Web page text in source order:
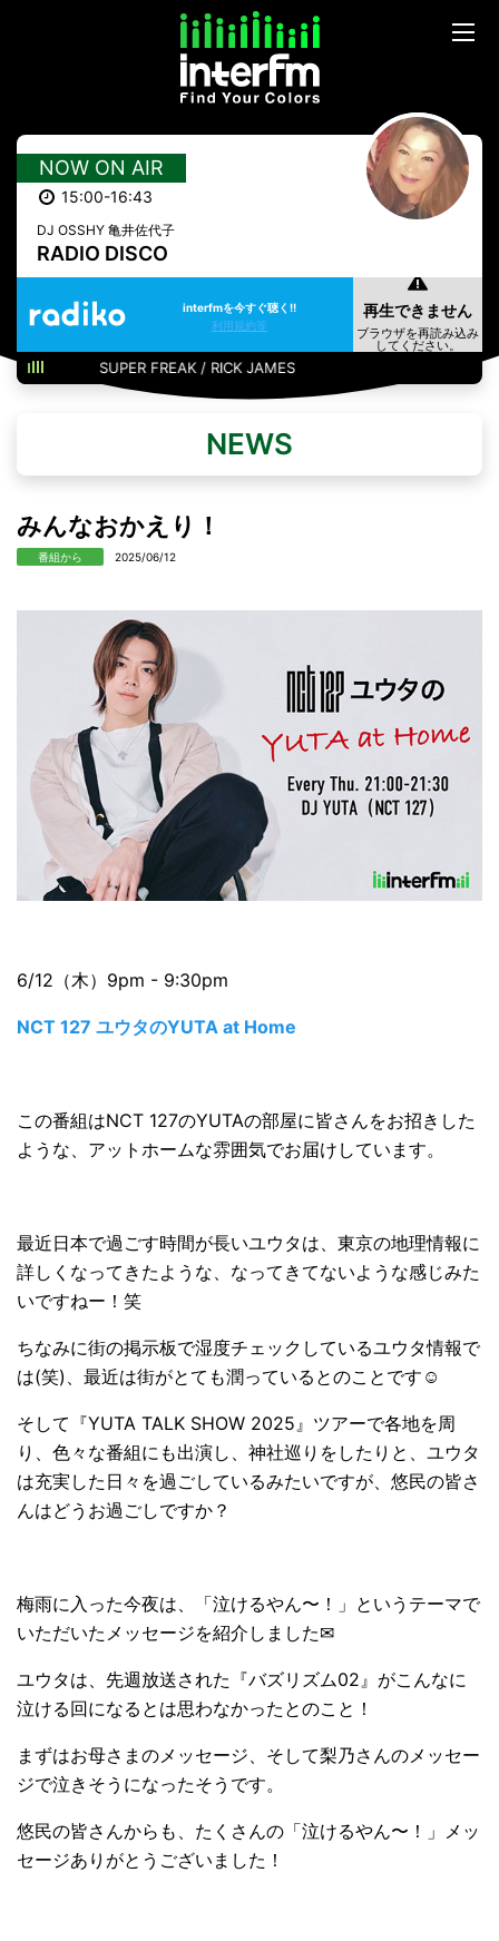
NOW ON AIR
15:00-16:43
DJ OSSHY 亀井佐代子
RADIO DISCO
interfmを今すぐ聴く!!
利用規約等
SUPER FREAK / RICK JAMES
NEWS
みんなおかえり！
番組から 2025/06/12
6/12（木）9pm - 9:30pm
NCT 127 ユウタのYUTA at Home
この番組はNCT 127のYUTAの部屋に皆さんをお招きした
ような、アットホームな雰囲気でお届けしています。
最近日本で過ごす時間が長いユウタは、東京の地理情報に
詳しくなってきたような、なってきてないような感じみた
いですねー！笑
ちなみに街の掲示板で湿度チェックしているユウタ情報で
は(笑)、最近は街がとても潤っているとのことです☺
そして『YUTA TALK SHOW 2025』ツアーで各地を周
り、色々な番組にも出演し、神社巡りをしたりと、ユウタ
は充実した日々を過ごしているみたいですが、悠民の皆さ
んはどうお過ごしですか？
梅雨に入った今夜は、「泣けるやん〜！」というテーマで
いただいたメッセージを紹介しました✉
ユウタは、先週放送された『バズリズム02』がこんなに
泣ける回になるとは思わなかったとのこと！
まずはお母さまのメッセージ、そして梨乃さんのメッセー
ジで泣きそうになったそうです。
悠民の皆さんからも、たくさんの「泣けるやん〜！」メッ
セージありがとうございました！